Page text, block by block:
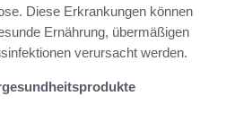
Diese Erkrankungen können
Ernährung, übermäßigen
verursacht werden.